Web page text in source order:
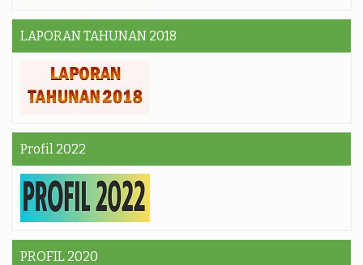
LAPORAN TAHUNAN 2018
Profil 2022
PROFIL 2020